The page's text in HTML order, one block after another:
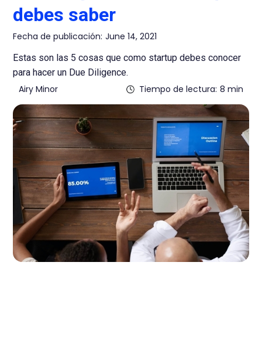
debes saber
Fecha de publicación: June 14, 2021
Estas son las 5 cosas que como startup debes conocer
para hacer un Due Diligence.
Airy Minor Tiempo de lectura: 8 min